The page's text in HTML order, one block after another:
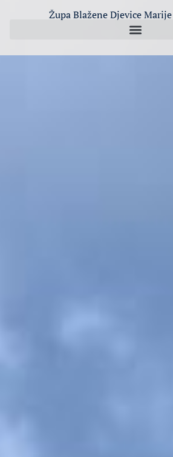
Župa Blažene Djevice